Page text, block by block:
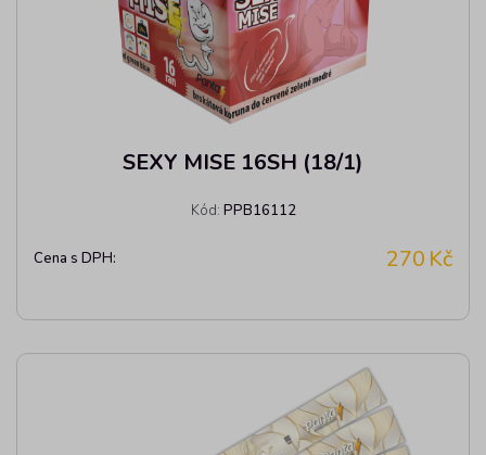
SEXY MISE 16SH (18/1)
Kód: PPB16112
Cena s DPH: 270 Kč